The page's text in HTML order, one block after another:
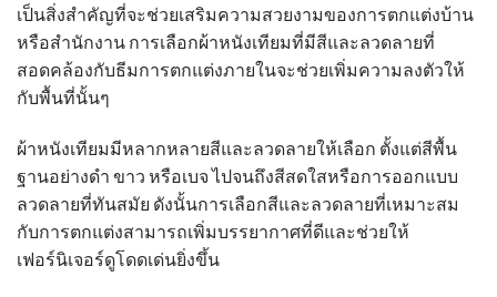
เป็นสิ่งสำคัญที่จะช่วยเสริมความสวยงามของการตกแต่งบ้าน
หรือสำนักงาน การเลือกผ้าหนังเทียมที่มีสีและลวดลายที่
สอดคล้องกับธีมการตกแต่งภายในจะช่วยเพิ่มความลงตัวให้
กับพื้นที่นั้นๆ
ผ้าหนังเทียมมีหลากหลายสีและลวดลายให้เลือก ตั้งแต่สีพื้น
ฐานอย่างดำ ขาว หรือเบจ ไปจนถึงสีสดใสหรือการออกแบบ
ลวดลายที่ทันสมัย ดังนั้นการเลือกสีและลวดลายที่เหมาะสม
กับการตกแต่งสามารถเพิ่มบรรยากาศที่ดีและช่วยให้
เฟอร์นิเจอร์ดูโดดเด่นยิ่งขึ้น